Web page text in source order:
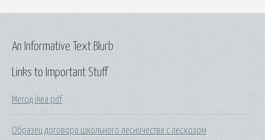
Links to Important Stuff
Метод ikea pdf
Образец договора школьного лесничества с лесхозом
An Informative Text Blurb